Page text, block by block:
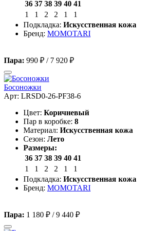
36 37 38 39 40 41
1
1 2 2 1
1
Подкладка: Искусственная кожа
Бренд: MOMOTARI
Пара: 990 ₽ / 7 920 ₽
Босоножки
Арт: LRSD0-26-PF38-6
Цвет: Коричневый
Пар в коробке: 8
Материал: Искусственная кожа
Сезон: Лето
Размеры:
36 37 38 39 40 41
1
1 2 2 1
1
Подкладка: Искусственная кожа
Бренд: MOMOTARI
Пара: 1 180 ₽ /9 440 ₽